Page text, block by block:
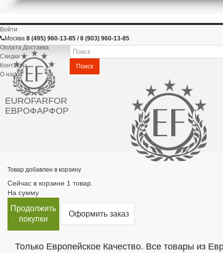
Войти
Москва 8 (495) 960-13-85 / 8 (903) 960-13-85
Оплата Доставка
Скидки
Контакты
О нас
EUROFARFOR
ЕВРОФАРФОР
Поиск
Товар добавлен в корзину
Сейчас в корзине 1 товар.
На сумму
Продолжить
покупки
Оформить заказ
Только Европейское Качество. Все товары из